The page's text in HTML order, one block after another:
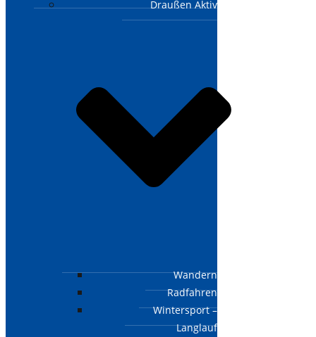
Draußen Aktiv
Wandern
Radfahren
Wintersport –
Langlauf